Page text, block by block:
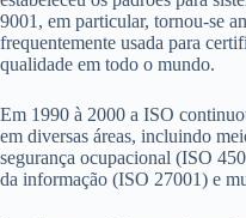
9001, em particular, tornou-se
frequentemente usada para
qualidade em todo o mundo.
Em 1990 à 2000 a ISO
em diversas áreas, incluindo
segurança ocupacional (ISO
da informação (ISO 27001) e